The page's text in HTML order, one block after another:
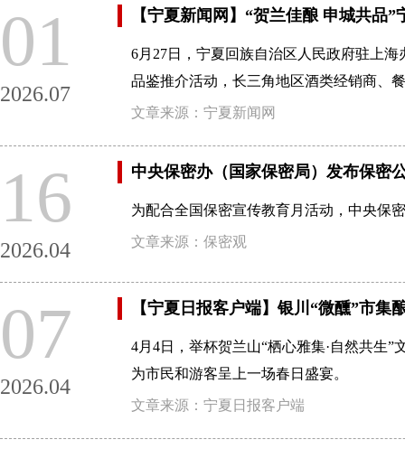
01
2026.07
【宁夏新闻网】“贺兰佳酿 申城共品
6月27日，宁夏回族自治区人民政府驻上
品鉴推介活动，长三角地区酒类经销商、
文章来源：宁夏新闻网
16
2026.04
中央保密办（国家保密局）发布保密
为配合全国保密宣传教育月活动，中央保
文章来源：保密观
07
2026.04
【宁夏日报客户端】银川“微醺”市集
4月4日，举杯贺兰山“栖心雅集·自然共生
为市民和游客呈上一场春日盛宴。
文章来源：宁夏日报客户端